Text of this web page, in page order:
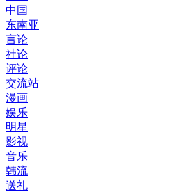
中国
东南亚
言论
社论
评论
交流站
漫画
娱乐
明星
影视
音乐
韩流
送礼